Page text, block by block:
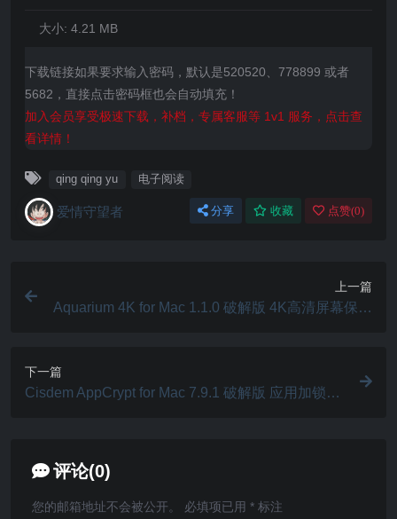
大小: 4.21 MB
下载链接如果要求输入密码，默认是520520、778899 或者
5682，直接点击密码框也会自动填充！
加入会员享受极速下载，补档，专属客服等 1v1 服务，点击查
看详情！
qing qing yu 电子阅读
爱情守望者 分享 收藏 点赞(0)
上一篇
Aquarium 4K for Mac 1.1.0 破解版 4K高清屏幕保护
下一篇
Cisdem AppCrypt for Mac 7.9.1 破解版 应用加锁保
评论(0)
您的邮箱地址不会被公开。 必填项已用 * 标注